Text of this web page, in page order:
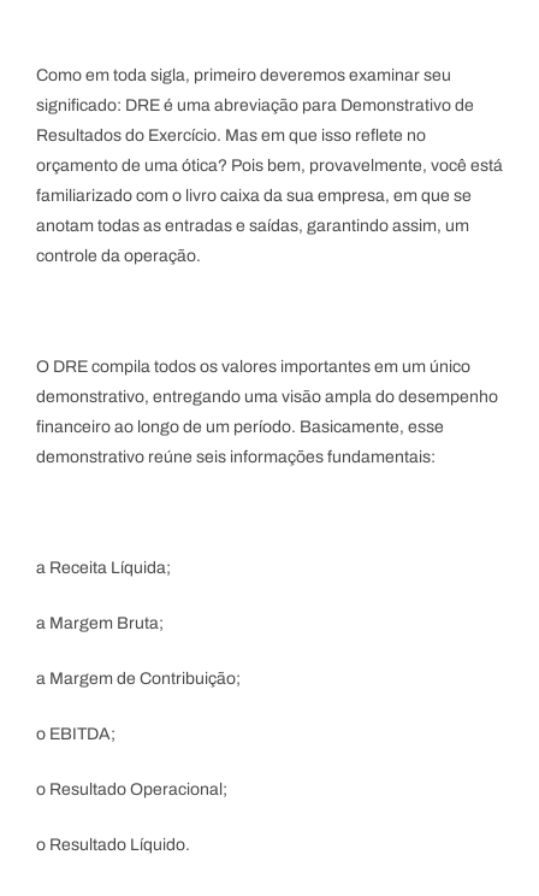
Como em toda sigla, primeiro deveremos examinar seu
significado: DRE é uma abreviação para Demonstrativo de
Resultados do Exercício. Mas em que isso reflete no
orçamento de uma ótica? Pois bem, provavelmente, você está
familiarizado com o livro caixa da sua empresa, em que se
anotam todas as entradas e saídas, garantindo assim, um
controle da operação.
O DRE compila todos os valores importantes em um único
demonstrativo, entregando uma visão ampla do desempenho
financeiro ao longo de um período. Basicamente, esse
demonstrativo reúne seis informações fundamentais:
a Receita Líquida;
a Margem Bruta;
a Margem de Contribuição;
o EBITDA;
o Resultado Operacional;
o Resultado Líquido.